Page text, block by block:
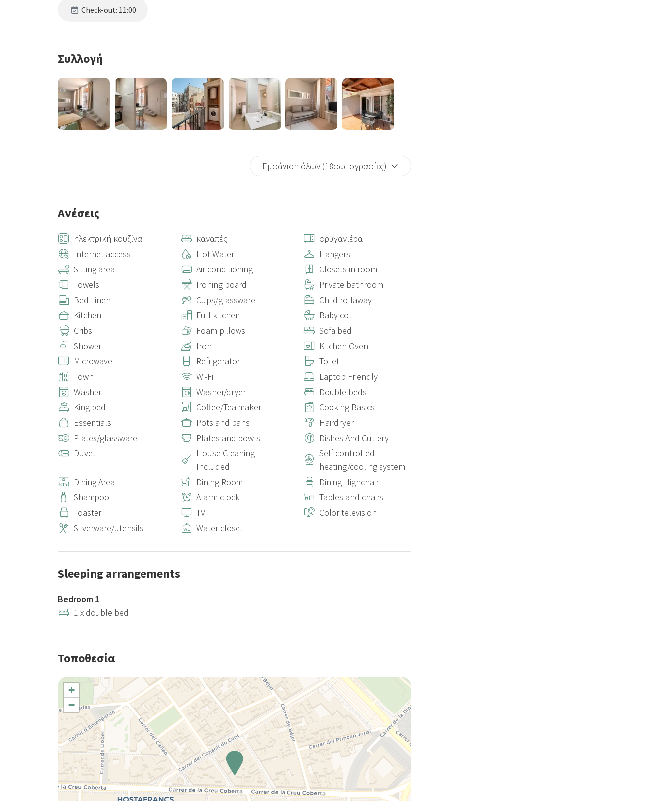
Check-out: 11:00
Συλλογή
Εμφάνιση όλων (18φωτογραφίες)
Ανέσεις
ηλεκτρική κουζίνα καναπές
φρυγανιέρα
Internet access
Hot Water
Hangers
Sitting area
Air conditioning
Closets in room
Towels
Ironing board
Private bathroom
Bed Linen
Cups/glassware
Child rollaway
Kitchen
Full kitchen
Baby cot
Cribs
Foam pillows
Sofa bed
Shower
Iron
Kitchen Oven
Microwave
Refrigerator
Toilet
Town
Wi-Fi
Laptop Friendly
Washer
Washer/dryer
Double beds
King bed
Coffee/Tea maker
Cooking Basics
Essentials
Pots and pans
Hairdryer
Plates/glassware
Plates and bowls
Dishes And Cutlery
Duvet
House Cleaning
Included
Self-controlled
heating/cooling system
Dining Area
Dining Room
Dining Highchair
Shampoo
Alarm clock
Tables and chairs
Toaster
TV
Color television
Silverware/utensils
Water closet
Sleeping arrangements
Bedroom 1
1 x double bed
Τοποθεσία
+
−